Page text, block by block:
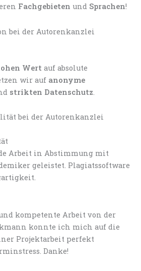
Fachgebieten und Sprachen!
Wert auf absolute
wir auf anonyme
strikten Datenschutz
Arbeit in Abstimmung mit
geleistet. Plagiatssoftware
kompetente Arbeit von der
konnte ich mich auf die
Projektarbeit perfekt
Danke!